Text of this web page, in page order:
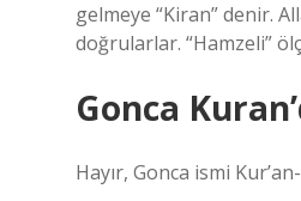
gelmeye “Kiran” denir.
doğrularlar. “Hamzeli”
Gonca
Hayır, Gonca ismi